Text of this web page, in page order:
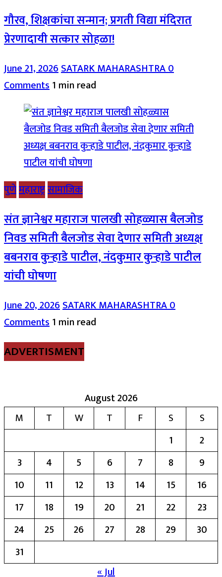
गौरव, शिक्षकांचा सन्मान; प्रगती विद्या मंदिरात
प्रेरणादायी सत्कार सोहळा!
June 21, 2026SATARK MAHARASHTRA0
Comments1 min read
पुणेमहाराष्ट्रसामाजिक
संत ज्ञानेश्वर महाराज पालखी सोहळ्यास बैलजोड
निवड समिती बैलजोड सेवा देणार समिती अध्यक्ष
बबनराव कुऱ्हाडे पाटील, नंदकुमार कुऱ्हाडे पाटील
यांची घोषणा
June 20, 2026SATARK MAHARASHTRA0
Comments1 min read
ADVERTISMENT
August 2026
M
T W T F S
S
1
2
3
4 5 6 7 8
9
10
11 12 13 14 15
16
17
18 19 20 21 22
23
24
25 26 27 28 29
30
31
« Jul